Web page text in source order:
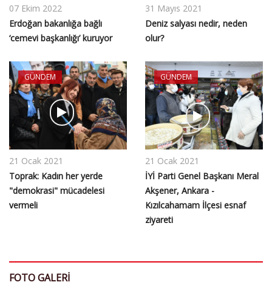
07 Ekim 2022
Erdoğan bakanlığa bağlı
‘cemevi başkanlığı’ kuruyor
31 Mayıs 2021
Deniz salyası nedir, neden
olur?
GÜNDEM
21 Ocak 2021
Toprak: Kadın her yerde
"demokrasi" mücadelesi
vermeli
GÜNDEM
21 Ocak 2021
İYİ Parti Genel Başkanı Meral
Akşener, Ankara -
Kızılcahamam İlçesi esnaf
ziyareti
FOTO GALERI